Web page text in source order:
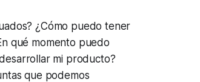
¿Cómo puedo tener
qué momento puedo
mi producto?
que podemos